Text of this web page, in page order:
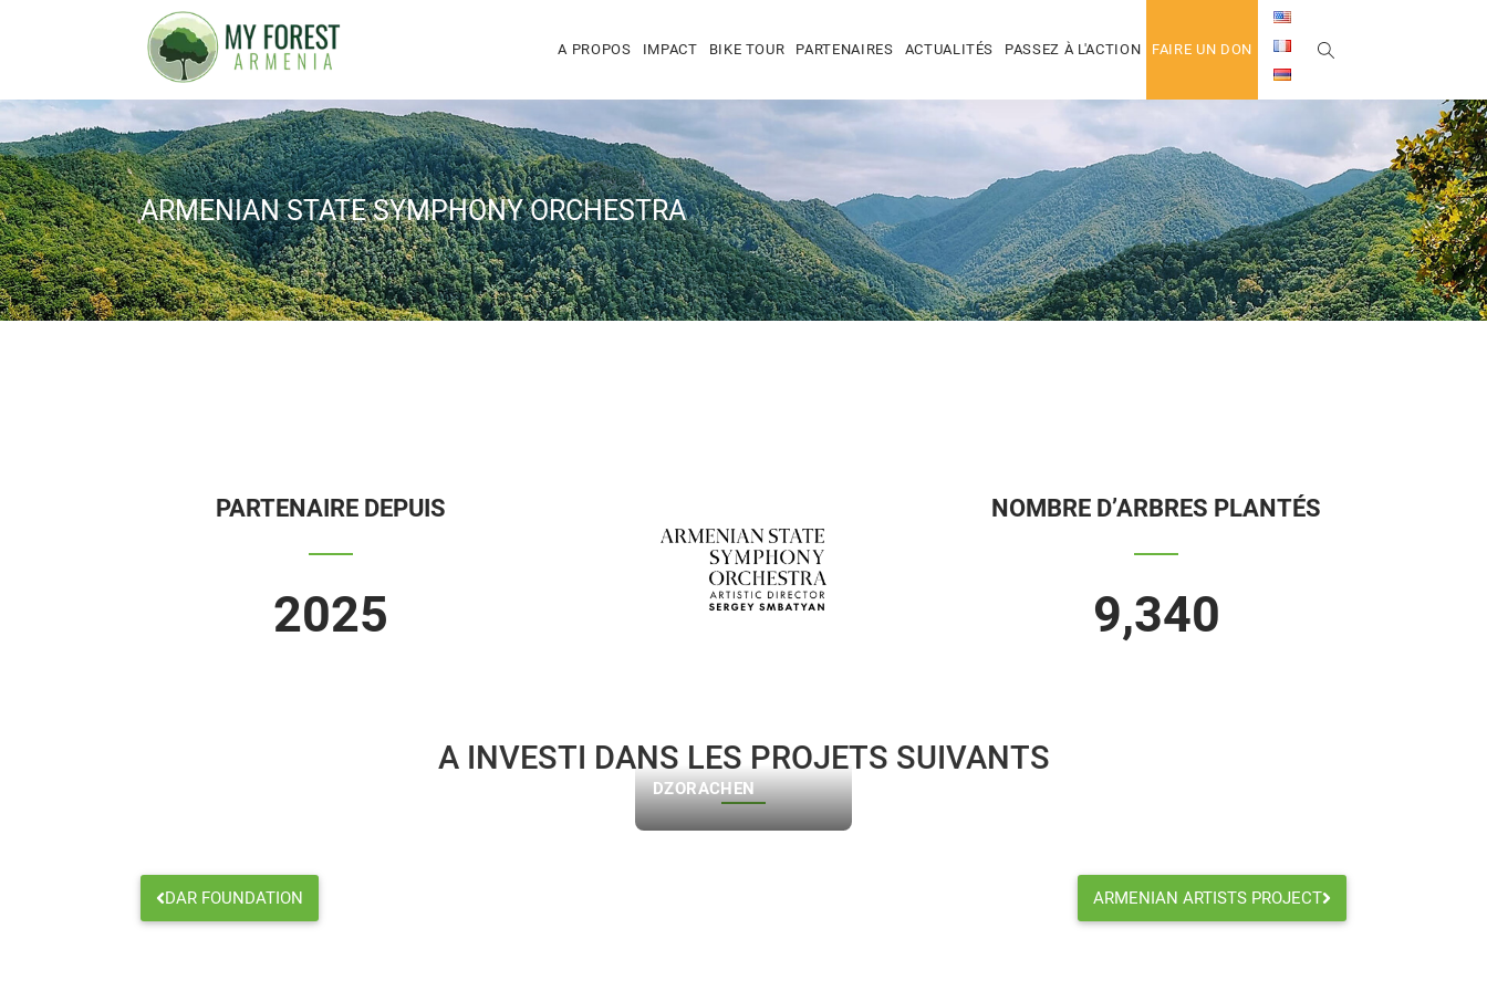
A PROPOS IMPACT BIKE TOUR PARTENAIRES ACTUALITÉS PASSEZ À L'ACTION FAIRE UN DON
ARMENIAN STATE SYMPHONY ORCHESTRA
PARTENAIRE DEPUIS
2025
NOMBRE D’ARBRES PLANTÉS
9,340
A INVESTI DANS LES PROJETS SUIVANTS
DZORACHEN
DAR FOUNDATION ARMENIAN ARTISTS PROJECT